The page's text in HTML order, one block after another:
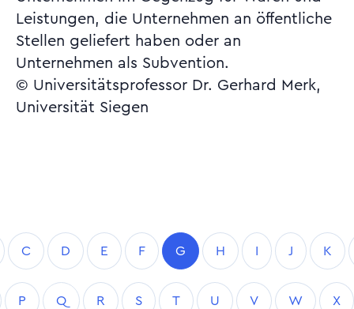
Leistungen, die Unternehmen an öffentliche
Stellen geliefert haben oder an
Unternehmen als Subvention.
© Universitätsprofessor Dr. Gerhard Merk,
Universität Siegen
C D E F G H I J K
P Q R S T U V W X